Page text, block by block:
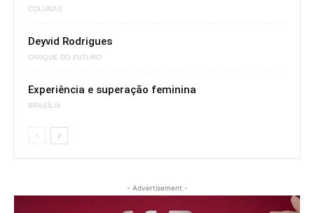
COLUNAS
Deyvid Rodrigues
CRAQUE DO FUTURO
Experiência e superação feminina
BRASÍLIA
- Advertisement -